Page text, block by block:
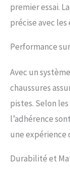
premier essai.
précise avec
Performance
Avec un
chaussures
pistes. Selon
l’adhérence
une expérience
Durabilité et